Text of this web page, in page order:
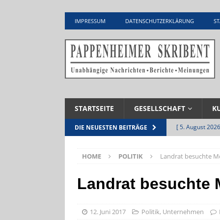
IMPRESSUM DATENSCHUTZERKLÄRUNG
STARTSEITE GESELLSCHAFT
DIE NEUESTEN BEITRÄGE [ 5. August
[ 4. August
ankommen
HOME POLITIK Landrat besuchte
Landrat besuchte
12. Juni 2017 Politik, Unternehmen